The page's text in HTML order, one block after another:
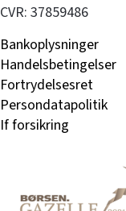
CVR: 37859486
Bankoplysninger
Handelsbetingelser
Fortrydelsesret
Persondatapolitik
If forsikring